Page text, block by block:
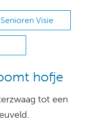
Senioren Visie
hofje
tot een